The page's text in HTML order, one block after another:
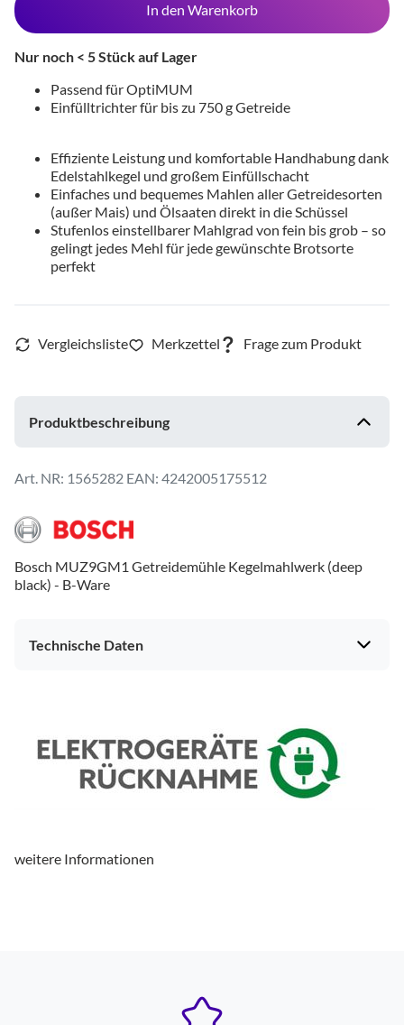
In den Warenkorb
Nur noch < 5 Stück auf Lager
Passend für OptiMUM
Einfülltrichter für bis zu 750 g Getreide
Effiziente Leistung und komfortable Handhabung dank
Edelstahlkegel und großem Einfüllschacht
Einfaches und bequemes Mahlen aller Getreidesorten
(außer Mais) und Ölsaaten direkt in die Schüssel
Stufenlos einstellbarer Mahlgrad von fein bis grob – so
gelingt jedes Mehl für jede gewünschte Brotsorte
perfekt
Produktbeschreibung
1565282 EAN: 4242005175512
Bosch MUZ9GM1 Getreidemühle Kegelmahlwerk (deep
black) - B-Ware
Technische Daten
weitere Informationen